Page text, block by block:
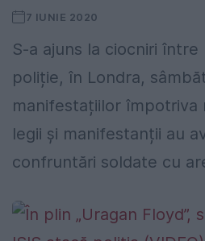
7 IUNIE 2020
S-a ajuns la ciocniri
poliție, în Londra,
manifestațiilor împotriva
legii și manifestanții au
confruntări soldate cu